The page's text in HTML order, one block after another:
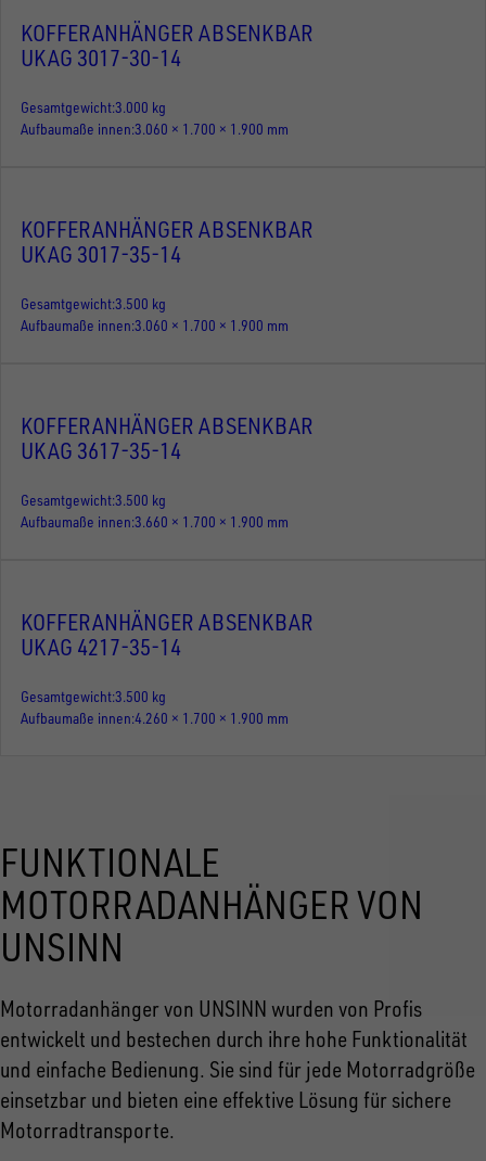
KOFFERANHÄNGER ABSENKBAR
UKAG 3017-30-14
Gesamtgewicht3.000 kg
Aufbaumaße innen 3.060 × 1.700 × 1.900 mm
KOFFERANHÄNGER ABSENKBAR
UKAG 3017-35-14
Gesamtgewicht3.500 kg
Aufbaumaße innen 3.060 × 1.700 × 1.900 mm
KOFFERANHÄNGER ABSENKBAR
UKAG 3617-35-14
Gesamtgewicht3.500 kg
Aufbaumaße innen 3.660 × 1.700 × 1.900 mm
KOFFERANHÄNGER ABSENKBAR
UKAG 4217-35-14
Gesamtgewicht3.500 kg
Aufbaumaße innen 4.260 × 1.700 × 1.900 mm
FUNKTIONALE
MOTORRADANHÄNGER VON
UNSINN
Motorradanhänger von UNSINN wurden von Profis
entwickelt und bestechen durch ihre hohe Funktionalität
und einfache Bedienung. Sie sind für jede Motorradgröße
einsetzbar und bieten eine effektive Lösung für sichere
Motorradtransporte.